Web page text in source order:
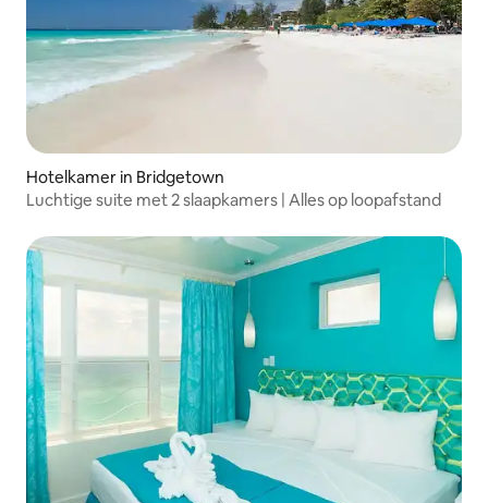
Hotelkamer in Bridgetown
Luchtige suite met 2 slaapkamers | Alles op loopafstand